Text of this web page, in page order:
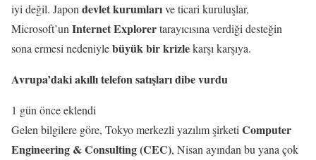
iyi değil. Japondevlet kurumlarıve ticari kuruluşlar,
Microsoft’unInternet Explorertarayıcısına verdiği desteğin
sona ermesi nedeniylebüyük bir krizlekarşı karşıya.
Avrupa’daki akıllı telefon satışları dibe vurdu
1 gün önce eklendi
Gelen bilgilere göre, Tokyo merkezli yazılım şirketiComputer
Engineering & Consulting (CEC), Nisan ayından bu yana çok